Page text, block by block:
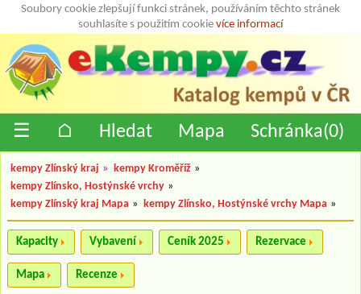
Soubory cookie zlepšují funkci stránek, používáním těchto stránek
souhlasíte s použitím cookie více informací
☰ ⌂ Hledat Mapa Schránka(0)
kempy Zlínský kraj » kempy Kroměříž »
kempy Zlínsko, Hostýnské vrchy »
kempy Zlínský kraj Mapa » kempy Zlínsko, Hostýnské vrchy Mapa »
Kapacity Vybavení Ceník 2025 Rezervace
Mapa Recenze